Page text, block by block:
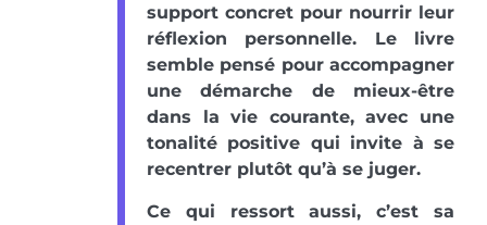
support concret pour nourrir leur
réflexion personnelle. Le livre
semble pensé pour accompagner
une démarche de mieux-être
dans la vie courante, avec une
tonalité positive qui invite à se
recentrer plutôt qu’à se juger.
Ce qui ressort aussi, c’est sa